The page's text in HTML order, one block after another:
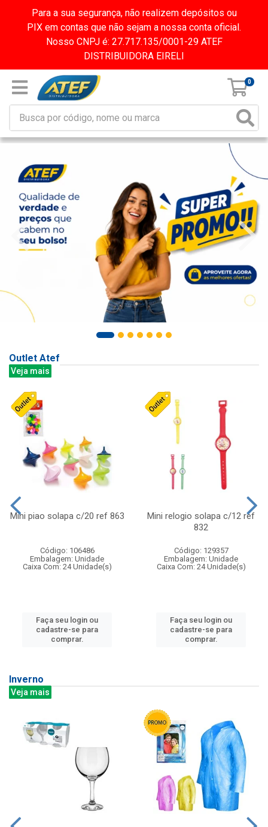
Para a sua segurança, não realizem depósitos ou
PIX em contas que não sejam a nossa conta oficial.
Nosso CNPJ é: 27.717.135/0001-29 ATEF
DISTRIBUIDORA EIRELI
0
Outlet Atef
Veja mais
Mini piao solapa c/20 ref 863
Código: 106486
Embalagem: Unidade
Caixa Com: 24 Unidade(s)
Faça seu login ou
cadastre-se para
comprar.
Mini relogio solapa c/12 ref
832
Código: 129357
Embalagem: Unidade
Caixa Com: 24 Unidade(s)
Faça seu login ou
cadastre-se para
comprar.
Inverno
Veja mais